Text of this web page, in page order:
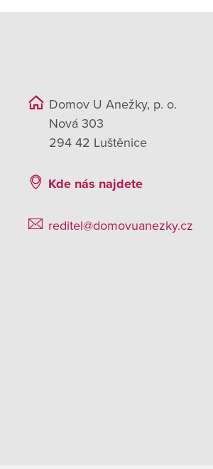
Domov U Anežky, p. o.
Nová 303
294 42 Luštěnice
Kde nás najdete
reditel@domovuanezky.cz